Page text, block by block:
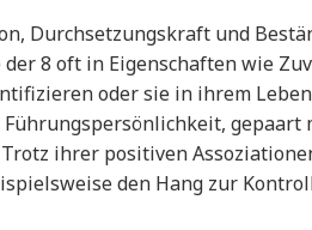
Durchsetzungskraft und
8 oft in Eigenschaften wie
oder sie in ihrem
ihrer positiven
den Hang zur